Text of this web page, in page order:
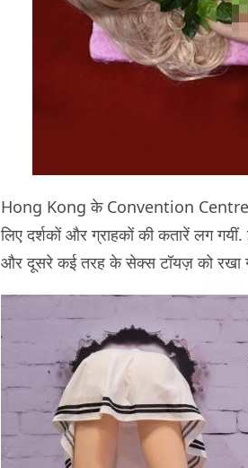
Hong Kong के Convention Centre
लिए दर्शकों और ग्राहकों की कतारें लग
और दूसरे कई तरह के सेक्स टॉयज़ को रखा